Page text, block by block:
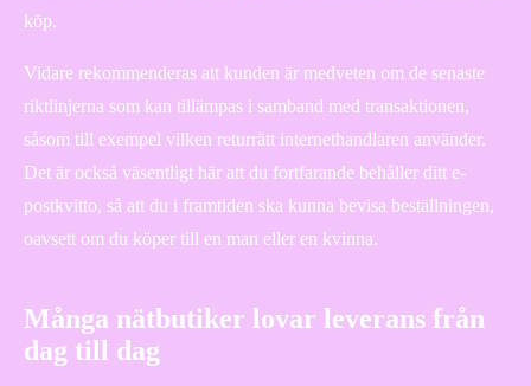
köp.
Vidare rekommenderas att kunden är medveten om de senaste
riktlinjerna som kan tillämpas i samband med transaktionen,
såsom till exempel vilken returrätt internethandlaren använder.
Det är också väsentligt här att du fortfarande behåller ditt e-
postkvitto, så att du i framtiden ska kunna bevisa beställningen,
oavsett om du köper till en man eller en kvinna.
Många nätbutiker lovar leverans från
dag till dag